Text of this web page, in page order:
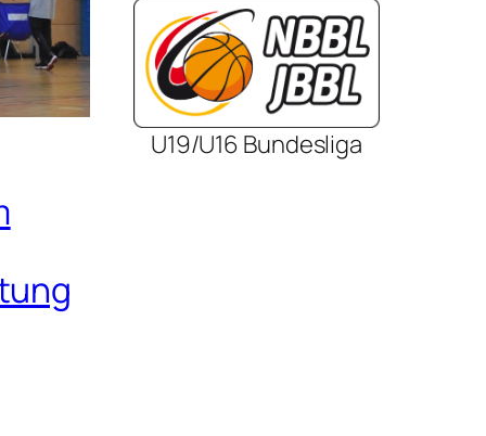
U19/U16 Bundesliga